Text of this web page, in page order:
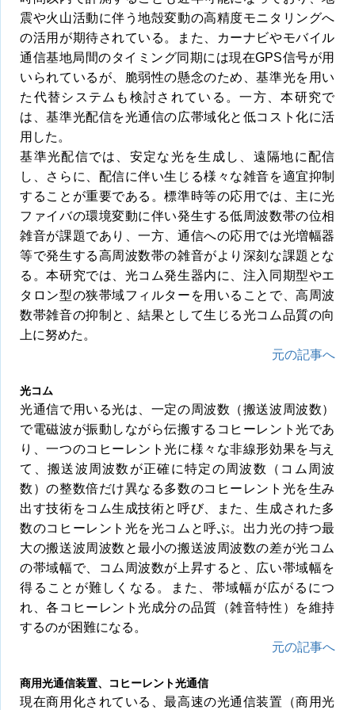
震や火山活動に伴う地殻変動の高精度モニタリングへ
の活用が期待されている。また、カーナビやモバイル
通信基地局間のタイミング同期には現在GPS信号が用
いられているが、脆弱性の懸念のため、基準光を用い
た代替システムも検討されている。一方、本研究で
は、基準光配信を光通信の広帯域化と低コスト化に活
用した。
基準光配信では、安定な光を生成し、遠隔地に配信
し、さらに、配信に伴い生じる様々な雑音を適宜抑制
することが重要である。標準時等の応用では、主に光
ファイバの環境変動に伴い発生する低周波数帯の位相
雑音が課題であり、一方、通信への応用では光増幅器
等で発生する高周波数帯の雑音がより深刻な課題とな
る。本研究では、光コム発生器内に、注入同期型やエ
タロン型の狭帯域フィルターを用いることで、高周波
数帯雑音の抑制と、結果として生じる光コム品質の向
上に努めた。
元の記事へ
光コム
光通信で用いる光は、一定の周波数（搬送波周波数）
で電磁波が振動しながら伝搬するコヒーレント光であ
り、一つのコヒーレント光に様々な非線形効果を与え
て、搬送波周波数が正確に特定の周波数（コム周波
数）の整数倍だけ異なる多数のコヒーレント光を生み
出す技術をコム生成技術と呼び、また、生成された多
数のコヒーレント光を光コムと呼ぶ。出力光の持つ最
大の搬送波周波数と最小の搬送波周波数の差が光コム
の帯域幅で、コム周波数が上昇すると、広い帯域幅を
得ることが難しくなる。また、帯域幅が広がるにつ
れ、各コヒーレント光成分の品質（雑音特性）を維持
するのが困難になる。
元の記事へ
商用光通信装置、コヒーレント光通信
現在商用化されている、最高速の光通信装置（商用光